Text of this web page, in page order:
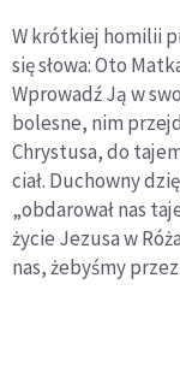
W krótkiej homilii
się słowa: Oto
Wprowadź Ją w
bolesne, nim
Chrystusa, do
ciał. Duchowny
„obdarował nas
życie Jezusa w
nas, żebyśmy